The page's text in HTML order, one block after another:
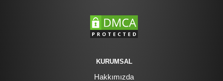
KURUMSAL
Hakkımızda